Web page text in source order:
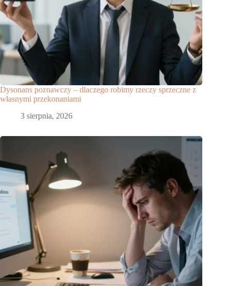
Dysonans poznawczy – dlaczego robimy rzeczy sprzeczne z
własnymi przekonaniami
3 sierpnia, 2026